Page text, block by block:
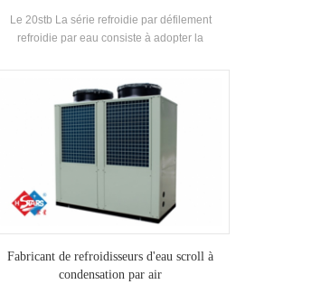
Le 20stb La série refroidie par défilement
refroidie par eau consiste à adopter la
célèbres et de commandes électroniques
composants. Le refroidisseur modulaire, y
compris le refroidisseur de défilement refroidi à
l'eau, est équipé d'une efficacité élevée
Condenseur de coquille et de tube et
Evaporateur. L'unité est contrôlée par micro-
protection avec une grande ampleur fiabilité. Il
est conçu pour la climatisation confortable et
peut être utilisé en parallèle avec plusieurs
machines / modules, qui convient au champ de
refroidisseurs modulaires HVAC tels que les
Fabricant de refroidisseurs d'eau scroll à
condensation par air